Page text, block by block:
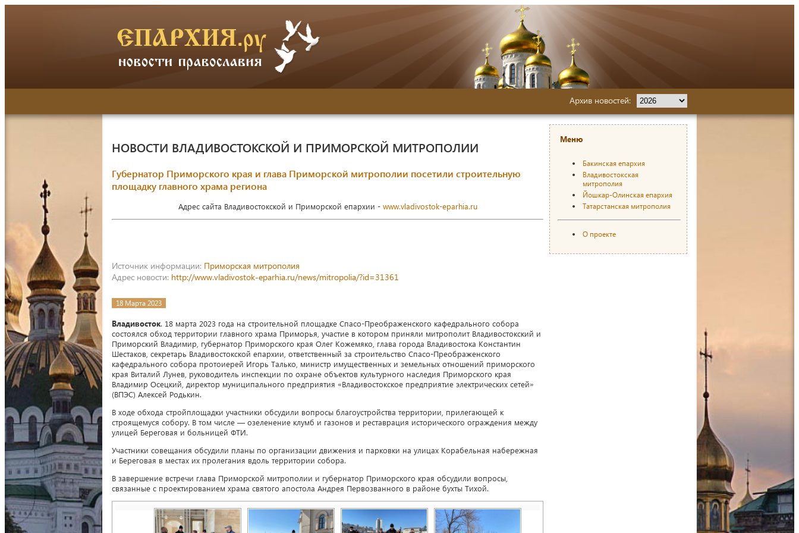
Архив новостей:
НОВОСТИ ВЛАДИВОСТОКСКОЙ И ПРИМОРСКОЙ МИТРОПОЛИИ
Губернатор Приморского края и глава Приморской митрополии посетили строительную
площадку главного храма региона
Адрес сайта Владивостокской и Приморской епархии - www.vladivostok-eparhia.ru
Источник информации: Приморская митрополия
Адрес новости: http://www.vladivostok-eparhia.ru/news/mitropolia/?id=31361
18 Марта 2023
Владивосток. 18 марта 2023 года на строительной площадке Спасо-Преображенского кафедрального собора
состоялся обход территории главного храма Приморья, участие в котором приняли митрополит Владивостокский и
Приморский Владимир, губернатор Приморского края Олег Кожемяко, глава города Владивостока Константин
Шестаков, секретарь Владивостокской епархии, ответственный за строительство Спасо-Преображенского
кафедрального собора протоиерей Игорь Талько, министр имущественных и земельных отношений приморского
края Виталий Лунев, руководитель инспекции по охране объектов культурного наследия Приморского края
Владимир Осецкий, директор муниципального предприятия «Владивостокское предприятие электрических сетей»
(ВПЭС) Алексей Родькин.
В ходе обхода стройплощадки участники обсудили вопросы благоустройства территории, прилегающей к
строящемуся собору. В том числе — озеленение клумб и газонов и реставрация исторического ограждения между
улицей Береговая и больницей ФТИ.
Участники совещания обсудили планы по организации движения и парковки на улицах Корабельная набережная
и Береговая в местах их пролегания вдоль территории собора.
В завершение встречи глава Приморской митрополии и губернатор Приморского края обсудили вопросы,
связанные с проектированием храма святого апостола Андрея Первозванного в районе бухты Тихой.
Меню
Бакинская епархия
Владивостокская
митрополия
Йошкар-Олинская епархия
Татарстанская митрополия
О проекте